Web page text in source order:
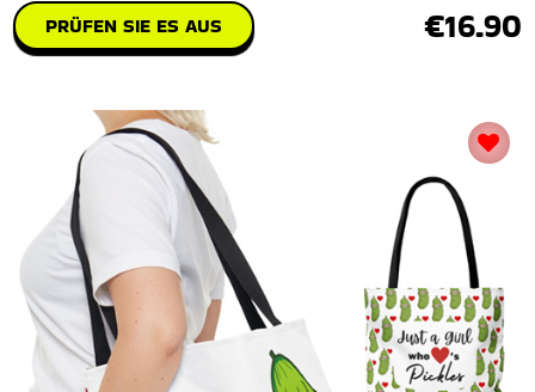
PRÜFEN SIE ES AUS €16.90